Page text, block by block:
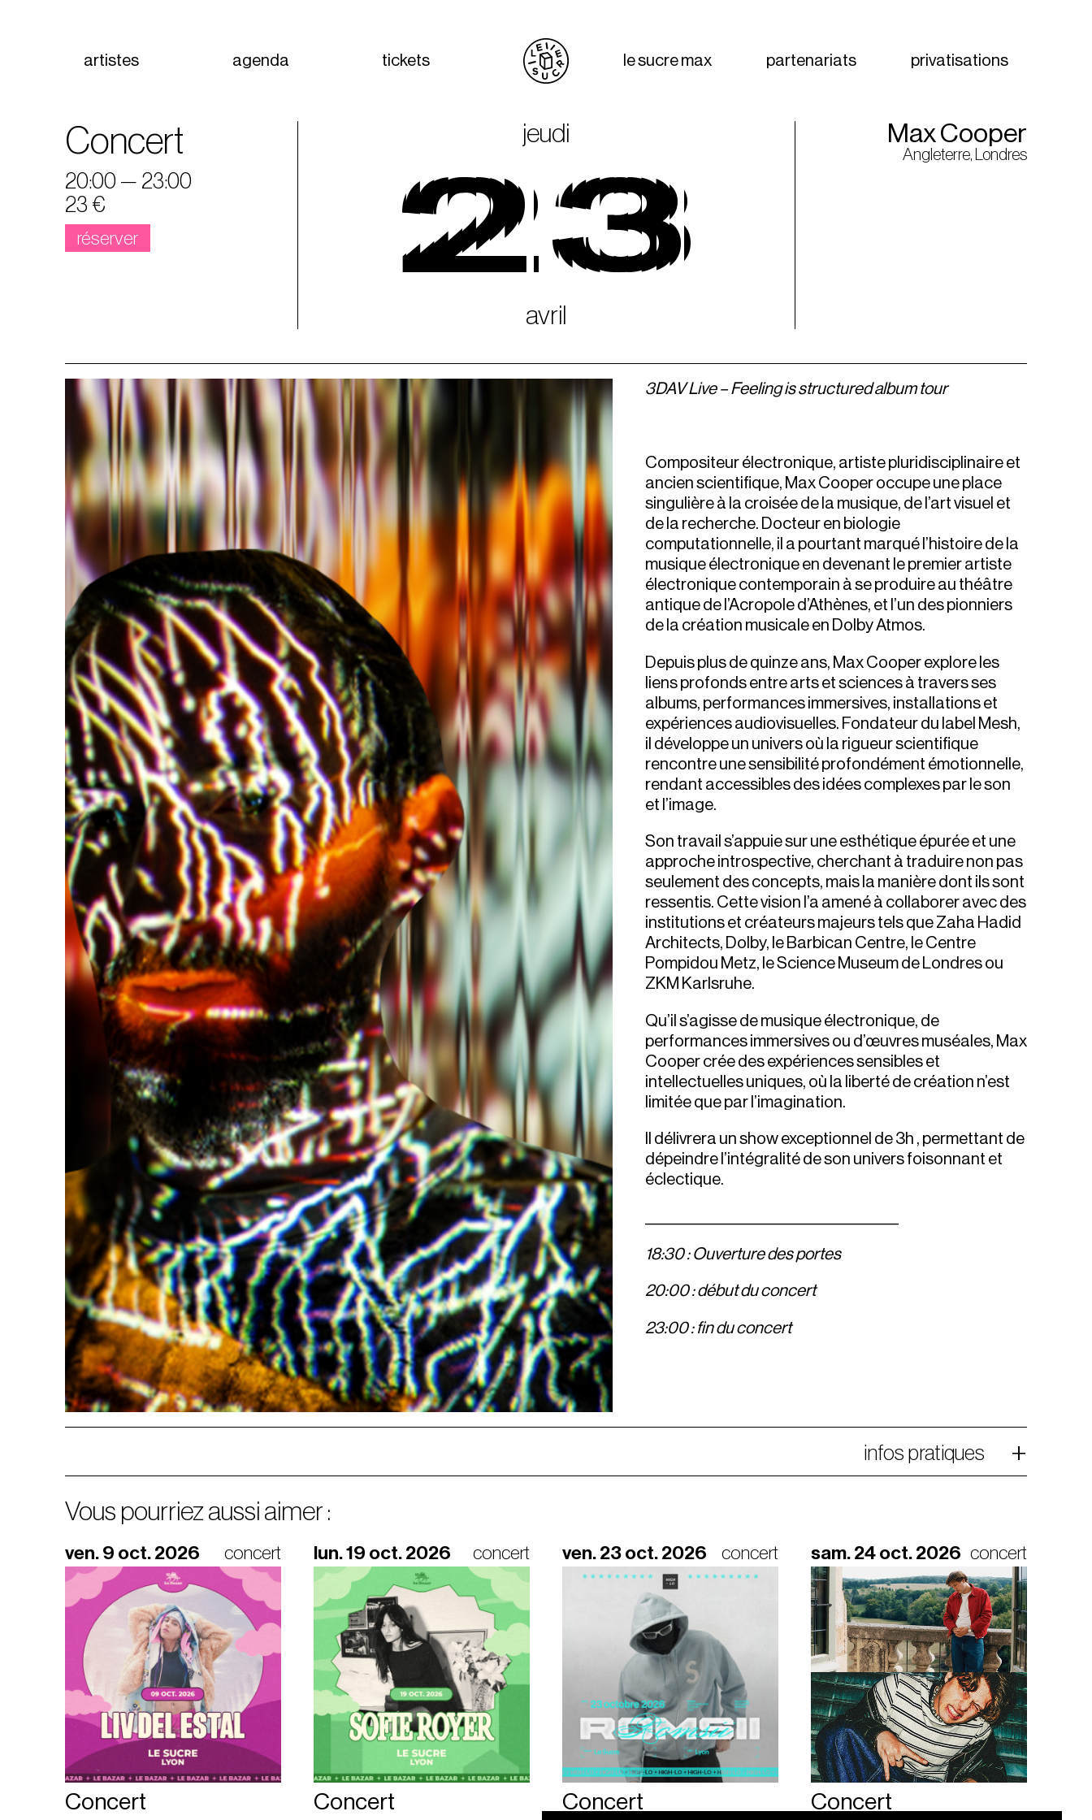
artistes agenda tickets le sucre max partenariats privatisations
Concert
20:00 — 23:00
23 €
réserver
jeudi
23
avril
Max Cooper
Angleterre, Londres
3DAV Live – Feeling is structured album tour
Compositeur électronique, artiste pluridisciplinaire et
ancien scientifique, Max Cooper occupe une place
singulière à la croisée de la musique, de l’art visuel et
de la recherche. Docteur en biologie
computationnelle, il a pourtant marqué l’histoire de la
musique électronique en devenant le premier artiste
électronique contemporain à se produire au théâtre
antique de l’Acropole d’Athènes, et l’un des pionniers
de la création musicale en Dolby Atmos.
Depuis plus de quinze ans, Max Cooper explore les
liens profonds entre arts et sciences à travers ses
albums, performances immersives, installations et
expériences audiovisuelles. Fondateur du label Mesh,
il développe un univers où la rigueur scientifique
rencontre une sensibilité profondément émotionnelle,
rendant accessibles des idées complexes par le son
et l’image.
Son travail s’appuie sur une esthétique épurée et une
approche introspective, cherchant à traduire non pas
seulement des concepts, mais la manière dont ils sont
ressentis. Cette vision l’a amené à collaborer avec des
institutions et créateurs majeurs tels que Zaha Hadid
Architects, Dolby, le Barbican Centre, le Centre
Pompidou Metz, le Science Museum de Londres ou
ZKM Karlsruhe.
Qu’il s’agisse de musique électronique, de
performances immersives ou d’œuvres muséales, Max
Cooper crée des expériences sensibles et
intellectuelles uniques, où la liberté de création n’est
limitée que par l’imagination.
Il délivrera un show exceptionnel de 3h , permettant de
dépeindre l’intégralité de son univers foisonnant et
éclectique.
18:30 : Ouverture des portes
20:00 : début du concert
23:00 : fin du concert
infos pratiques
Vous pourriez aussi aimer :
ven. 9 oct. 2026 concert
Concert
lun. 19 oct. 2026 concert
Concert
ven. 23 oct. 2026 concert
Concert
sam. 24 oct. 2026 concert
Concert